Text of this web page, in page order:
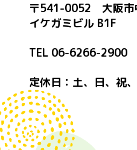
〒541-0052 大阪市
イケガミビル B1F
TEL 06-6266-2900
定休日：土、日、祝